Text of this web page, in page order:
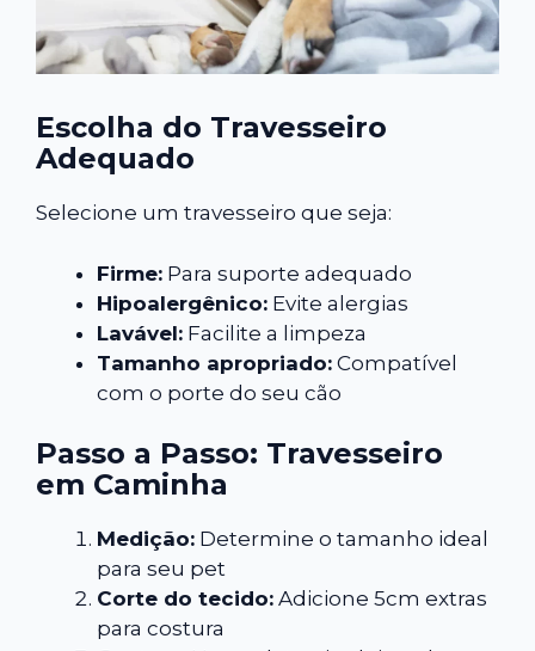
Escolha do Travesseiro
Adequado
Selecione um travesseiro que seja:
Firme: Para suporte adequado
Hipoalergênico: Evite alergias
Lavável: Facilite a limpeza
Tamanho apropriado: Compatível
com o porte do seu cão
Passo a Passo: Travesseiro
em Caminha
Medição: Determine o tamanho ideal
para seu pet
Corte do tecido: Adicione 5cm extras
para costura